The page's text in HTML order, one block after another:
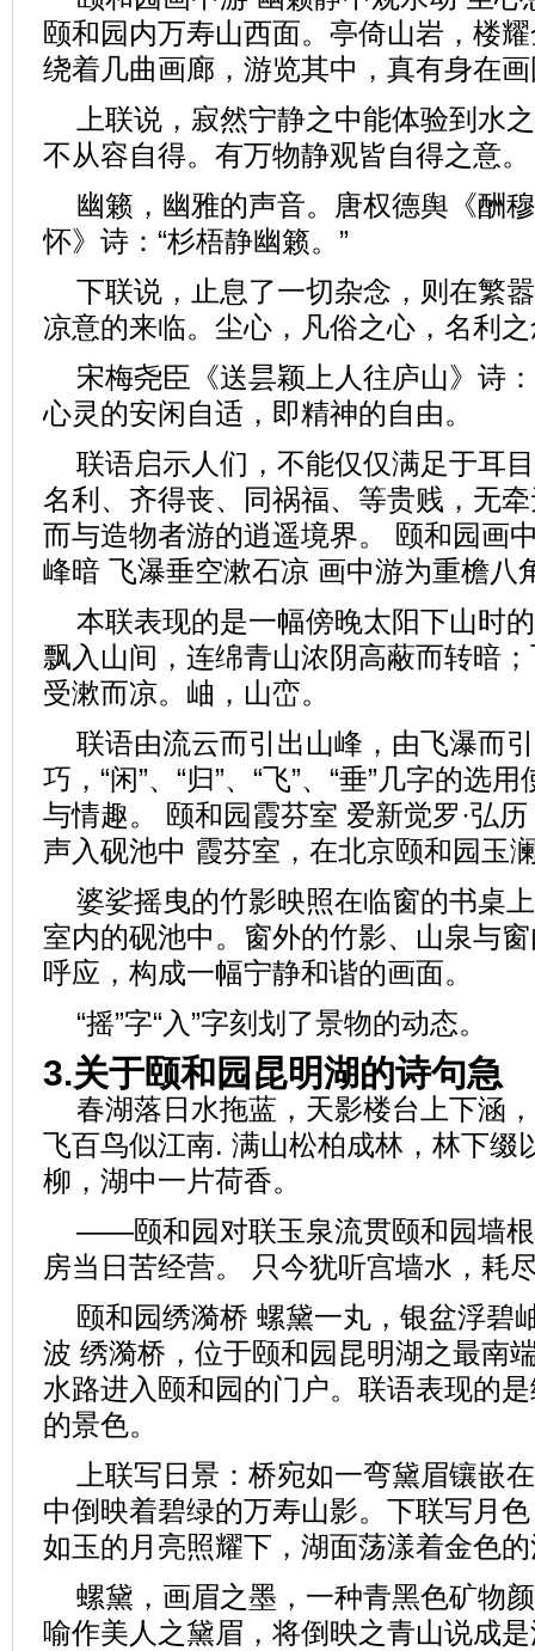
颐和园内万寿山西面。亭倚山岩，楼
绕着几曲画廊，游览其中，真有身在
上联说，寂然宁静之中能体验到水
不从容自得。有万物静观皆自得之意。
幽籁，幽雅的声音。唐权德舆《酬
怀》诗：“杉梧静幽籁。”
下联说，止息了一切杂念，则在繁
凉意的来临。尘心，凡俗之心，名利
宋梅尧臣《送昙颖上人往庐山》诗
心灵的安闲自适，即精神的自由。
联语启示人们，不能仅仅满足于耳
名利、齐得丧、同祸福、等贵贱，无
而与造物者游的逍遥境界。 颐和园画
峰暗 飞瀑垂空漱石凉 画中游为重檐八
本联表现的是一幅傍晚太阳下山时
飘入山间，连绵青山浓阴高蔽而转暗
受漱而凉。岫，山峦。
联语由流云而引出山峰，由飞瀑而
巧，“闲”、“归”、“飞”、“垂”几字的选
与情趣。 颐和园霞芬室 爱新觉罗·弘
声入砚池中 霞芬室，在北京颐和园玉
婆娑摇曳的竹影映照在临窗的书桌
室内的砚池中。窗外的竹影、山泉与
呼应，构成一幅宁静和谐的画面。
“摇”字“入”字刻划了景物的动态。
3.关于颐和园昆明湖的诗句急
春湖落日水拖蓝，天影楼台上下涵
飞百鸟似江南. 满山松柏成林，林下缀
柳，湖中一片荷香。
——颐和园对联玉泉流贯颐和园墙
房当日苦经营。 只今犹听宫墙水，耗
颐和园绣漪桥 螺黛一丸，银盆浮碧
波 绣漪桥，位于颐和园昆明湖之最南
水路进入颐和园的门户。联语表现的
的景色。
上联写日景：桥宛如一弯黛眉镶嵌
中倒映着碧绿的万寿山影。下联写月
如玉的月亮照耀下，湖面荡漾着金色
螺黛，画眉之墨，一种青黑色矿物
喻作美人之黛眉，将倒映之青山说成